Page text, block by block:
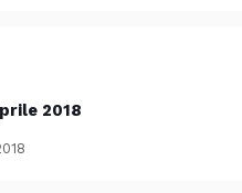
2018